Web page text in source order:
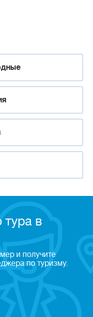
тура в
и получите
по туризму.